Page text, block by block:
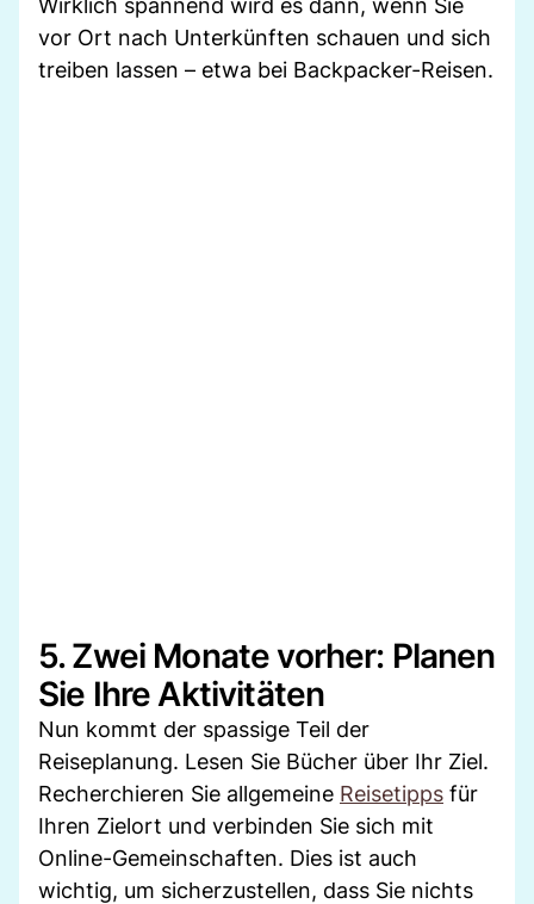
Wirklich spannend wird es dann, wenn Sie
vor Ort nach Unterkünften schauen und sich
treiben lassen – etwa bei Backpacker-Reisen.
5. Zwei Monate vorher: Planen
Sie Ihre Aktivitäten
Nun kommt der spassige Teil der
Reiseplanung. Lesen Sie Bücher über Ihr Ziel.
Recherchieren Sie allgemeine Reisetipps für
Ihren Zielort und verbinden Sie sich mit
Online-Gemeinschaften. Dies ist auch
wichtig, um sicherzustellen, dass Sie nichts